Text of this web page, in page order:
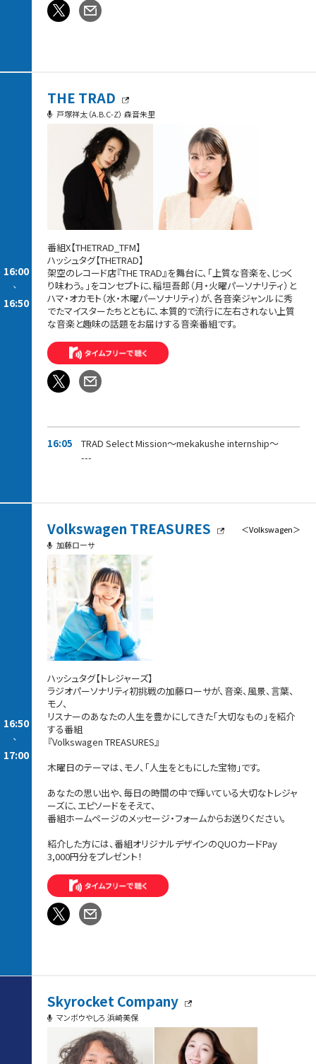
16:00
-
16:50
THE TRAD
戸塚祥太（A.B.C-Z） 森音朱里
番組X【THETRAD_TFM】
ハッシュタグ【THETRAD】
架空のレコード店『THE TRAD』を舞台に、「上質な音楽を、じっく
り味わう。」をコンセプトに、稲垣吾郎（月・火曜パーソナリティ）と
ハマ・オカモト（水・木曜パーソナリティ）が、各音楽ジャンルに秀
でたマイスターたちとともに、本質的で流行に左右されない上質
な音楽と趣味の話題をお届けする音楽番組です。
16:05
TRAD Select Mission～mekakushe internship～
---
16:50
-
17:00
Volkswagen TREASURES
＜Volkswagen＞
加藤ローサ
ハッシュタグ【トレジャーズ】
ラジオパーソナリティ初挑戦の加藤ローサが、音楽、風景、言葉、
モノ、
リスナーのあなたの人生を豊かにしてきた「大切なもの」を紹介
する番組
『Volkswagen TREASURES』
木曜日のテーマは、モノ、「人生をともにした宝物」です。
あなたの思い出や、毎日の時間の中で輝いている大切なトレジャ
ーズに、エピソードをそえて、
番組ホームページのメッセージ・フォームからお送りください。
紹介した方には、番組オリジナルデザインのQUOカードPay
3,000円分をプレゼント！
Skyrocket Company
マンボウやしろ 浜崎美保